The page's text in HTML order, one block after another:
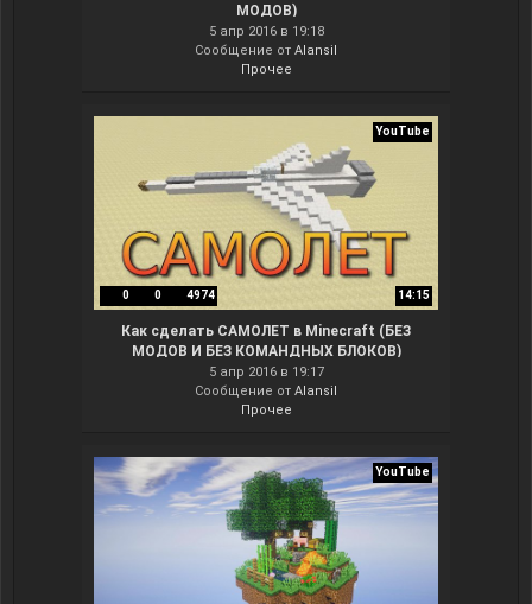
МОДОВ)
5 апр 2016 в 19:18
Сообщение от Alansil
Прочее
YouTube
0 0 4974 14:15
Как сделать САМОЛЕТ в Minecraft (БЕЗ
МОДОВ И БЕЗ КОМАНДНЫХ БЛОКОВ)
5 апр 2016 в 19:17
Сообщение от Alansil
Прочее
YouTube